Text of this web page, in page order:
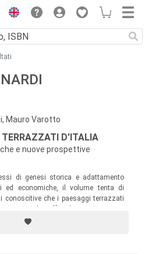
Mauro Varotto
TERRAZZATI D'ITALIA
e nuove prospettive
di genesi storica e adattamento
ed economiche, il volume tenta di
conoscitive che i paesaggi terrazzati
essi indirizzate.